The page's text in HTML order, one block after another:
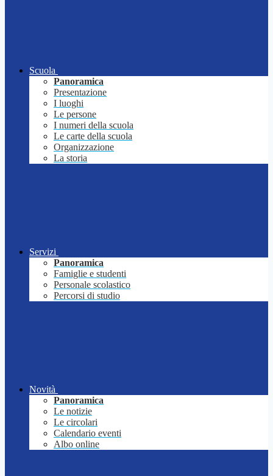
Scuola
Panoramica
Presentazione
I luoghi
Le persone
I numeri della scuola
Le carte della scuola
Organizzazione
La storia
Servizi
Panoramica
Famiglie e studenti
Personale scolastico
Percorsi di studio
Novità
Panoramica
Le notizie
Le circolari
Calendario eventi
Albo online